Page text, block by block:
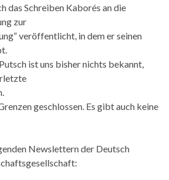
das Schreiben Kaborés an die
zur
veröffentlicht, in dem er seinen
ist uns bisher nichts bekannt,
geschlossen. Es gibt auch keine
Newslettern der Deutsch